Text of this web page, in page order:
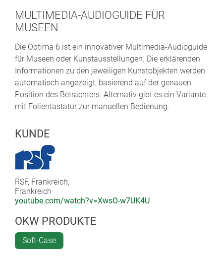
MULTIMEDIA-AUDIOGUIDE FÜR
MUSEEN
Die Optima 6 ist ein innovativer Multimedia-Audioguide
für Museen oder Kunstausstellungen. Die erklärenden
Informationen zu den jeweiligen Kunstobjekten werden
automatisch angezeigt, basierend auf der genauen
Position des Betrachters. Alternativ gibt es ein Variante
mit Folientastatur zur manuellen Bedienung.
KUNDE
RSF, Frankreich,
Frankreich
youtube.com/watch?v=XwsO-w7UK4U
OKW PRODUKTE
Soft-Case